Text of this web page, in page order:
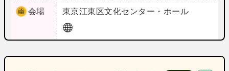
会場 東京江東区文化センター・ホール